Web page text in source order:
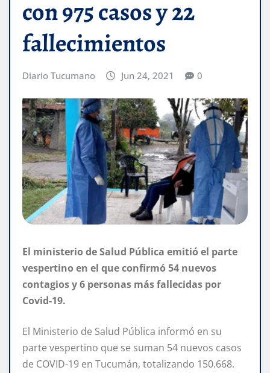
con 975 casos y 22
fallecimientos
Diario Tucumano Jun 24, 2021 0
El ministerio de Salud Pública emitió el parte
vespertino en el que confirmó 54 nuevos
contagios y 6 personas más fallecidas por
Covid-19.
El Ministerio de Salud Pública informó en su
parte vespertino que se suman 54 nuevos casos
de COVID-19 en Tucumán, totalizando 150.668.